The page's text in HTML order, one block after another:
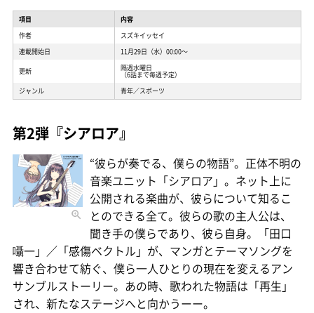
項目
内容
作者
スズキイッセイ
連載開始日
11月29日（水）00:00〜
更新 隔週水曜日
（6話まで毎週予定）
ジャンル
青年／スポーツ
第2弾『シアロア』
“彼らが奏でる、僕らの物語”。正体不明の
音楽ユニット「シアロア」。ネット上に
公開される楽曲が、彼らについて知るこ
とのできる全て。彼らの歌の主人公は、
聞き手の僕らであり、彼ら自身。「田口
囁一」／「感傷ベクトル」が、マンガとテーマソングを
響き合わせて紡ぐ、僕ら一人ひとりの現在を変えるアン
サンブルストーリー。あの時、歌われた物語は「再生」
され、新たなステージへと向かうーー。